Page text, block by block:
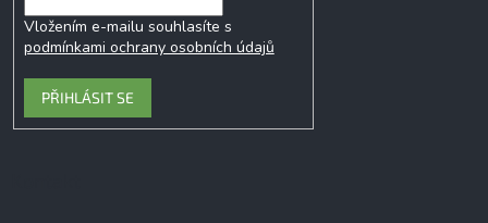
Vložením e-mailu souhlasíte s
podmínkami ochrany osobních údajů
PŘIHLÁSIT SE